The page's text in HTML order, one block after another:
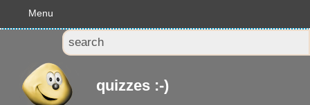
Menu
quizzes :-)